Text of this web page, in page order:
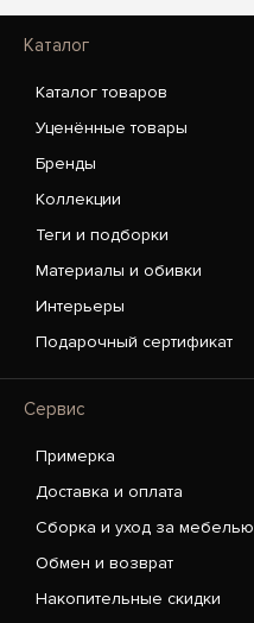
Каталог
Каталог товаров
Уценённые товары
Бренды
Коллекции
Теги и подборки
Материалы и обивки
Интерьеры
Подарочный сертификат
Сервис
Примерка
Доставка и оплата
Сборка и уход за мебелью
Обмен и возврат
Накопительные скидки